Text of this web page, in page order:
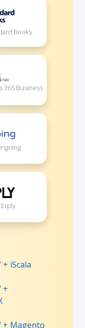
Books
365 Business
iScala
+
+ Magento